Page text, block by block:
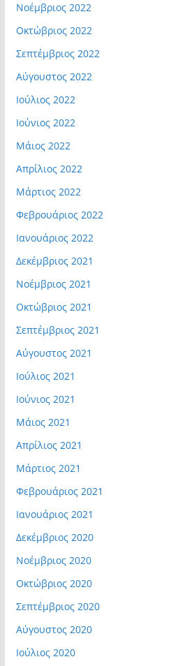
Νοέμβριος 2022
Οκτώβριος 2022
Σεπτέμβριος 2022
Αύγουστος 2022
Ιούλιος 2022
Ιούνιος 2022
Μάιος 2022
Απρίλιος 2022
Μάρτιος 2022
Φεβρουάριος 2022
Ιανουάριος 2022
Δεκέμβριος 2021
Νοέμβριος 2021
Οκτώβριος 2021
Σεπτέμβριος 2021
Αύγουστος 2021
Ιούλιος 2021
Ιούνιος 2021
Μάιος 2021
Απρίλιος 2021
Μάρτιος 2021
Φεβρουάριος 2021
Ιανουάριος 2021
Δεκέμβριος 2020
Νοέμβριος 2020
Οκτώβριος 2020
Σεπτέμβριος 2020
Αύγουστος 2020
Ιούλιος 2020